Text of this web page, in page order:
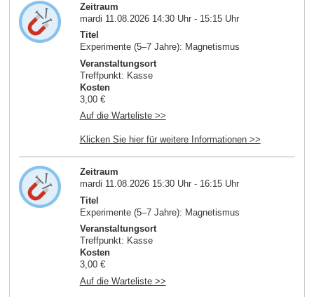
Zeitraum
mardi 11.08.2026 14:30 Uhr - 15:15 Uhr
Titel
Experimente (5–7 Jahre): Magnetismus
Veranstaltungsort
Treffpunkt: Kasse
Kosten
3,00 €
Auf die Warteliste >>
Klicken Sie hier für weitere Informationen >>
Zeitraum
mardi 11.08.2026 15:30 Uhr - 16:15 Uhr
Titel
Experimente (5–7 Jahre): Magnetismus
Veranstaltungsort
Treffpunkt: Kasse
Kosten
3,00 €
Auf die Warteliste >>